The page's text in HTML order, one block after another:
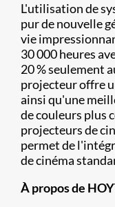
L'utilisation de
pur de nouvelle
vie
30 000 heures
20 % seulement
projecteur offre
ainsi qu'une
de couleurs plus
projecteurs de
permet de
de cinéma
À propos de